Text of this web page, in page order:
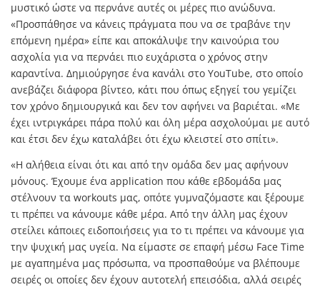
μυστικό ώστε να περνάνε αυτές οι μέρες πιο ανώδυνα.
«Προσπάθησε να κάνεις πράγματα που να σε τραβάνε την
επόμενη ημέρα» είπε και αποκάλυψε την καινούρια του
ασχολία για να περνάει πιο ευχάριστα ο χρόνος στην
καραντίνα. Δημιούργησε ένα κανάλι στο YouTube, στο οποίο
ανεβάζει διάφορα βίντεο, κάτι που όπως εξηγεί του γεμίζει
τον χρόνο δημιουργικά και δεν τον αφήνει να βαριέται. «Με
έχει ιντριγκάρει πάρα πολύ και όλη μέρα ασχολούμαι με αυτό
και έτσι δεν έχω καταλάβει ότι έχω κλειστεί στο σπίτι».
«Η αλήθεια είναι ότι και από την ομάδα δεν μας αφήνουν
μόνους. Έχουμε ένα application που κάθε εβδομάδα μας
στέλνουν τα workouts μας, οπότε γυμναζόμαστε και ξέρουμε
τι πρέπει να κάνουμε κάθε μέρα. Από την άλλη μας έχουν
στείλει κάποιες ειδοποιήσεις για το τι πρέπει να κάνουμε για
την ψυχική μας υγεία. Να είμαστε σε επαφή μέσω Face Time
με αγαπημένα μας πρόσωπα, να προσπαθούμε να βλέπουμε
σειρές οι οποίες δεν έχουν αυτοτελή επεισόδια, αλλά σειρές